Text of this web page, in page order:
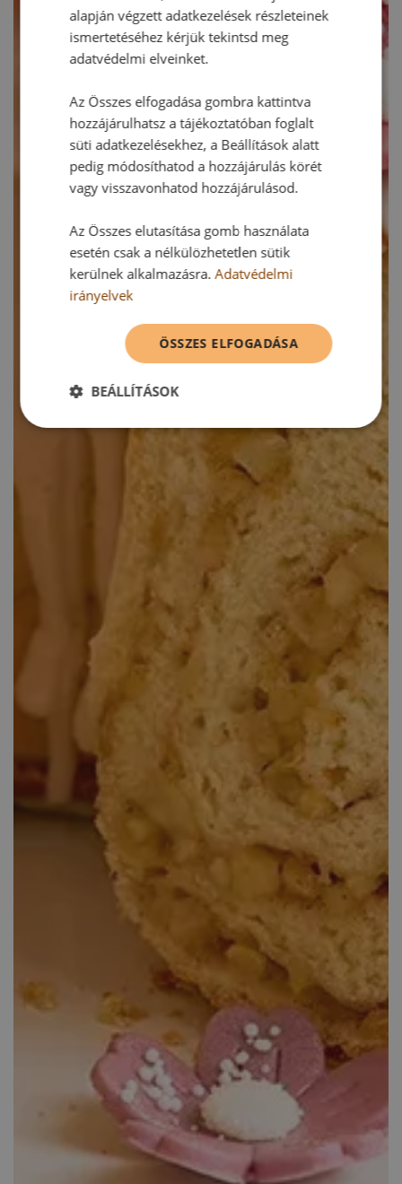
alapján végzett adatkezelések részleteinek
ismertetéséhez kérjük tekintsd meg
adatvédelmi elveinket.
Az Összes elfogadása gombra kattintva
hozzájárulhatsz a tájékoztatóban foglalt
süti adatkezelésekhez, a Beállítások alatt
pedig módosíthatod a hozzájárulás körét
vagy visszavonhatod hozzájárulásod.
Az Összes elutasítása gomb használata
esetén csak a nélkülözhetetlen sütik
kerülnek alkalmazásra.Adatvédelmi
irányelvek
ÖSSZES ELFOGADÁSA
BEÁLLÍTÁSOK